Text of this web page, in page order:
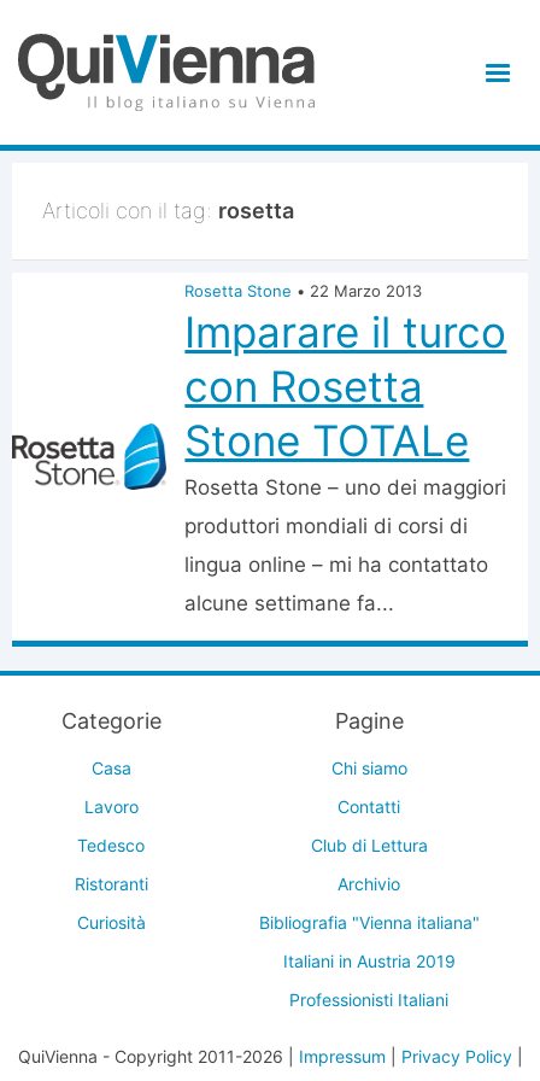
Articoli con il tag: rosetta
Rosetta Stone • 22 Marzo 2013
Imparare il turco
con Rosetta
Stone TOTALe
Rosetta Stone – uno dei maggiori
produttori mondiali di corsi di
lingua online – mi ha contattato
alcune settimane fa...
Categorie
Casa
Lavoro
Tedesco
Ristoranti
Curiosità
Pagine
Chi siamo
Contatti
Club di Lettura
Archivio
Bibliografia "Vienna italiana"
Italiani in Austria 2019
Professionisti Italiani
QuiVienna - Copyright 2011-2026 | Impressum Privacy Policy|